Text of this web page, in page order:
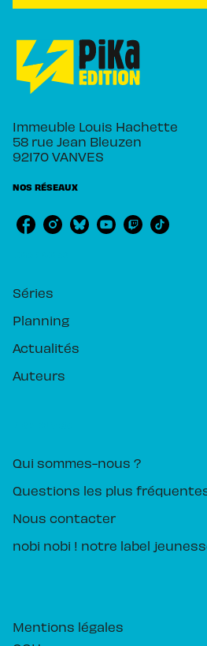
Immeuble Louis Hachette
58 rue Jean Bleuzen
92170 VANVES
NOS RÉSEAUX
Séries
Planning
Actualités
Auteurs
Qui sommes-nous ?
Questions les plus fréquentes
Nous contacter
nobi nobi ! notre label
Mentions légales